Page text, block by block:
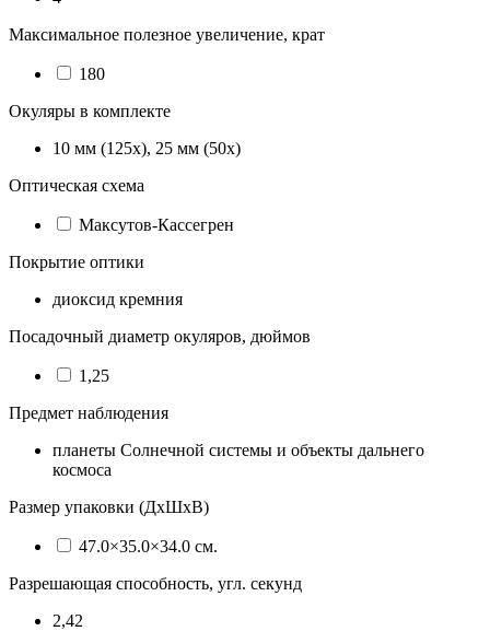
Максимальное полезное увеличение, крат
180
Окуляры в комплекте
10 мм (125х), 25 мм (50х)
Оптическая схема
Максутов-Кассегрен
Покрытие оптики
диоксид кремния
Посадочный диаметр окуляров, дюймов
1,25
Предмет наблюдения
планеты Солнечной системы и объекты дальнего
космоса
Размер упаковки (ДхШхВ)
47.0×35.0×34.0 см.
Разрешающая способность, угл. секунд
2,42